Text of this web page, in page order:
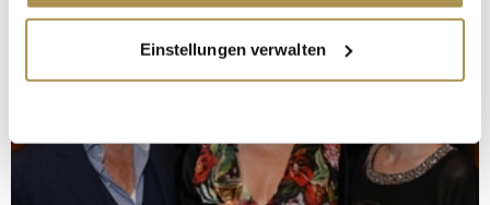
Informationen über Ihre geografische Lage
erfassen, welche bis auf einige Meter genau sein
bestimmten Merkmalen (Fingerprinting) identifizieren
Erfahren Sie mehr darüber, wie Ihre persönlichen Daten
Einstellungen verwalten